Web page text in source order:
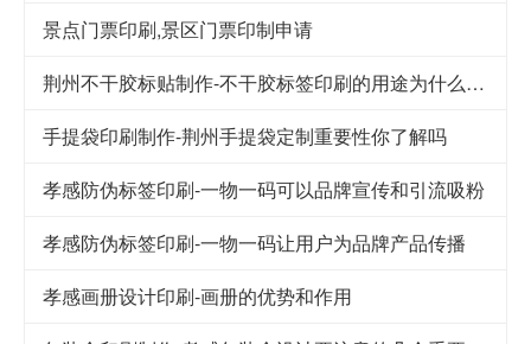
景点门票印刷,景区门票印制申请
荆州不干胶标贴制作-不干胶标签印刷的用途为什么这么广泛
手提袋印刷制作-荆州手提袋定制重要性你了解吗
孝感防伪标签印刷-一物一码可以品牌宣传和引流吸粉
孝感防伪标签印刷-一物一码让用户为品牌产品传播
孝感画册设计印刷-画册的优势和作用